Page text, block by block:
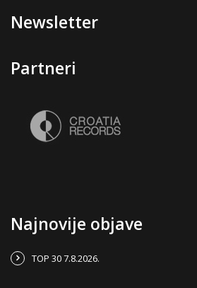
Newsletter
Partneri
Najnovije objave
TOP 30 7.8.2026.